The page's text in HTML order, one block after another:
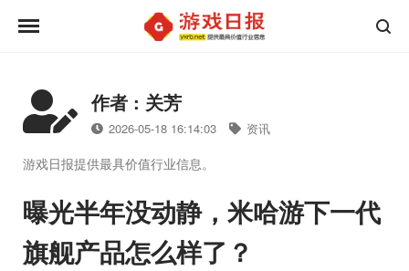
作者 : 关芳
2026-05-18 16:14:03 资讯
游戏日报提供最具价值行业信息。
曝光半年没动静，米哈游下一代
旗舰产品怎么样了？